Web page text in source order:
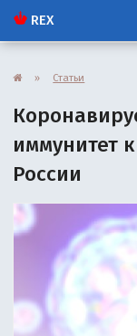
REX
» Статьи
иммунитет
России